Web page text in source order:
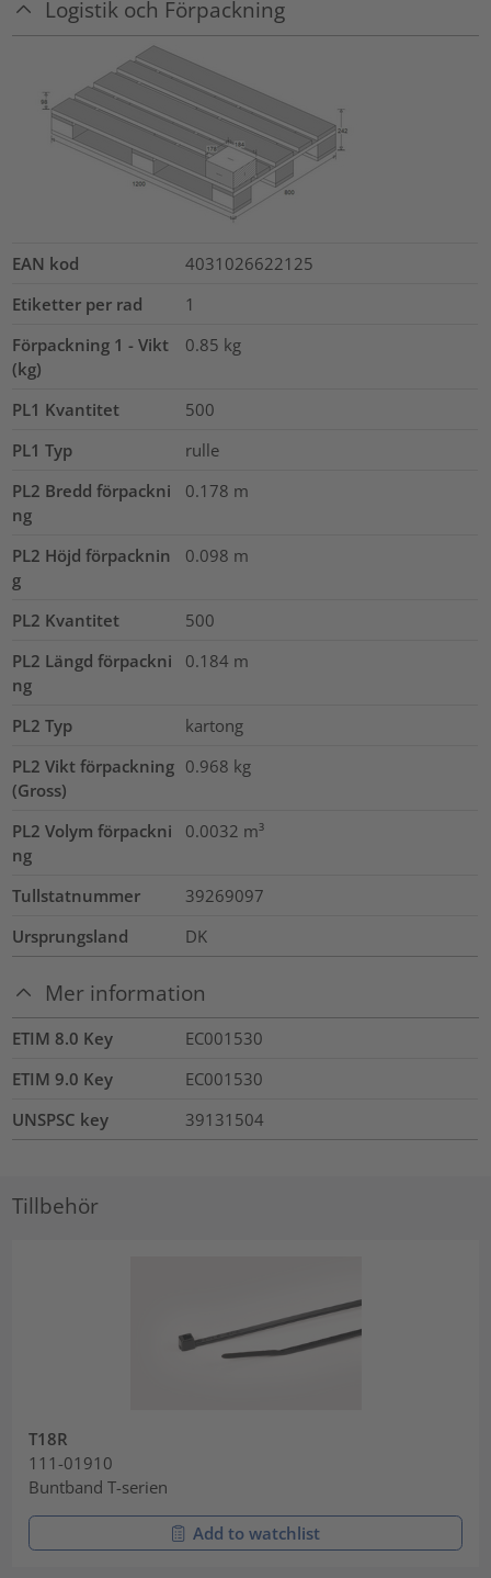
Logistik och Förpackning
EAN kod
4031026622125
Etiketter per rad
1
Förpackning 1 - Vikt
(kg)
0.85 kg
PL1 Kvantitet
500
PL1 Typ
rulle
PL2 Bredd förpackni
ng
0.178 m
PL2 Höjd förpacknin
g
0.098 m
PL2 Kvantitet
500
PL2 Längd förpackni
ng
0.184 m
PL2 Typ
kartong
PL2 Vikt förpackning
(Gross)
0.968 kg
PL2 Volym förpackni
ng
0.0032 m³
Tullstatnummer
39269097
Ursprungsland
DK
Mer information
ETIM 8.0 Key
EC001530
ETIM 9.0 Key
EC001530
UNSPSC key
39131504
Tillbehör
T18R
111-01910
Buntband T-serien
Add to watchlist